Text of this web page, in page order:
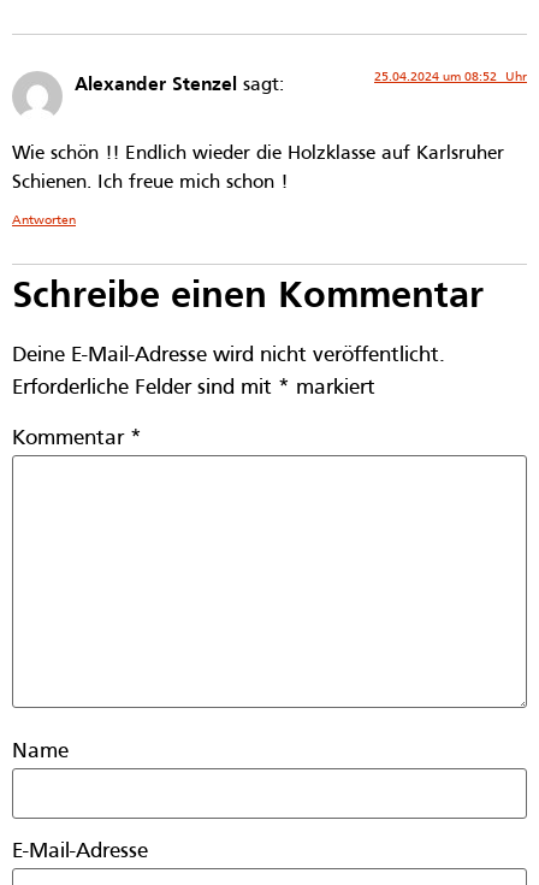
Alexander Stenzel sagt: 25.04.2024 um 08:52 Uhr
Wie schön !! Endlich wieder die Holzklasse auf Karlsruher
Schienen. Ich freue mich schon !
Antworten
Schreibe einen Kommentar
Deine E-Mail-Adresse wird nicht veröffentlicht.
Erforderliche Felder sind mit * markiert
Kommentar *
Name
E-Mail-Adresse